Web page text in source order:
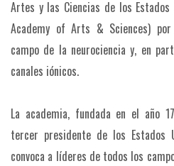
Artes y las Ciencias de los
Academy of Arts & Sciences)
campo de la neurociencia y, en
canales iónicos.
La academia, fundada en el año
tercer presidente de los Estados
convoca a líderes de todos los